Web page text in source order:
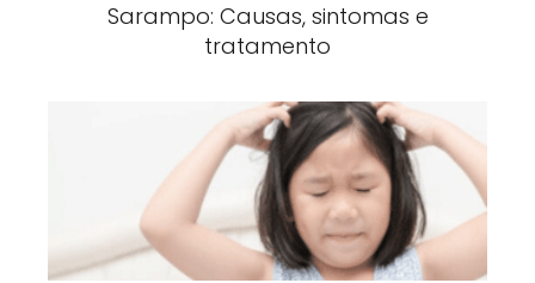
Sarampo: Causas, sintomas e
tratamento